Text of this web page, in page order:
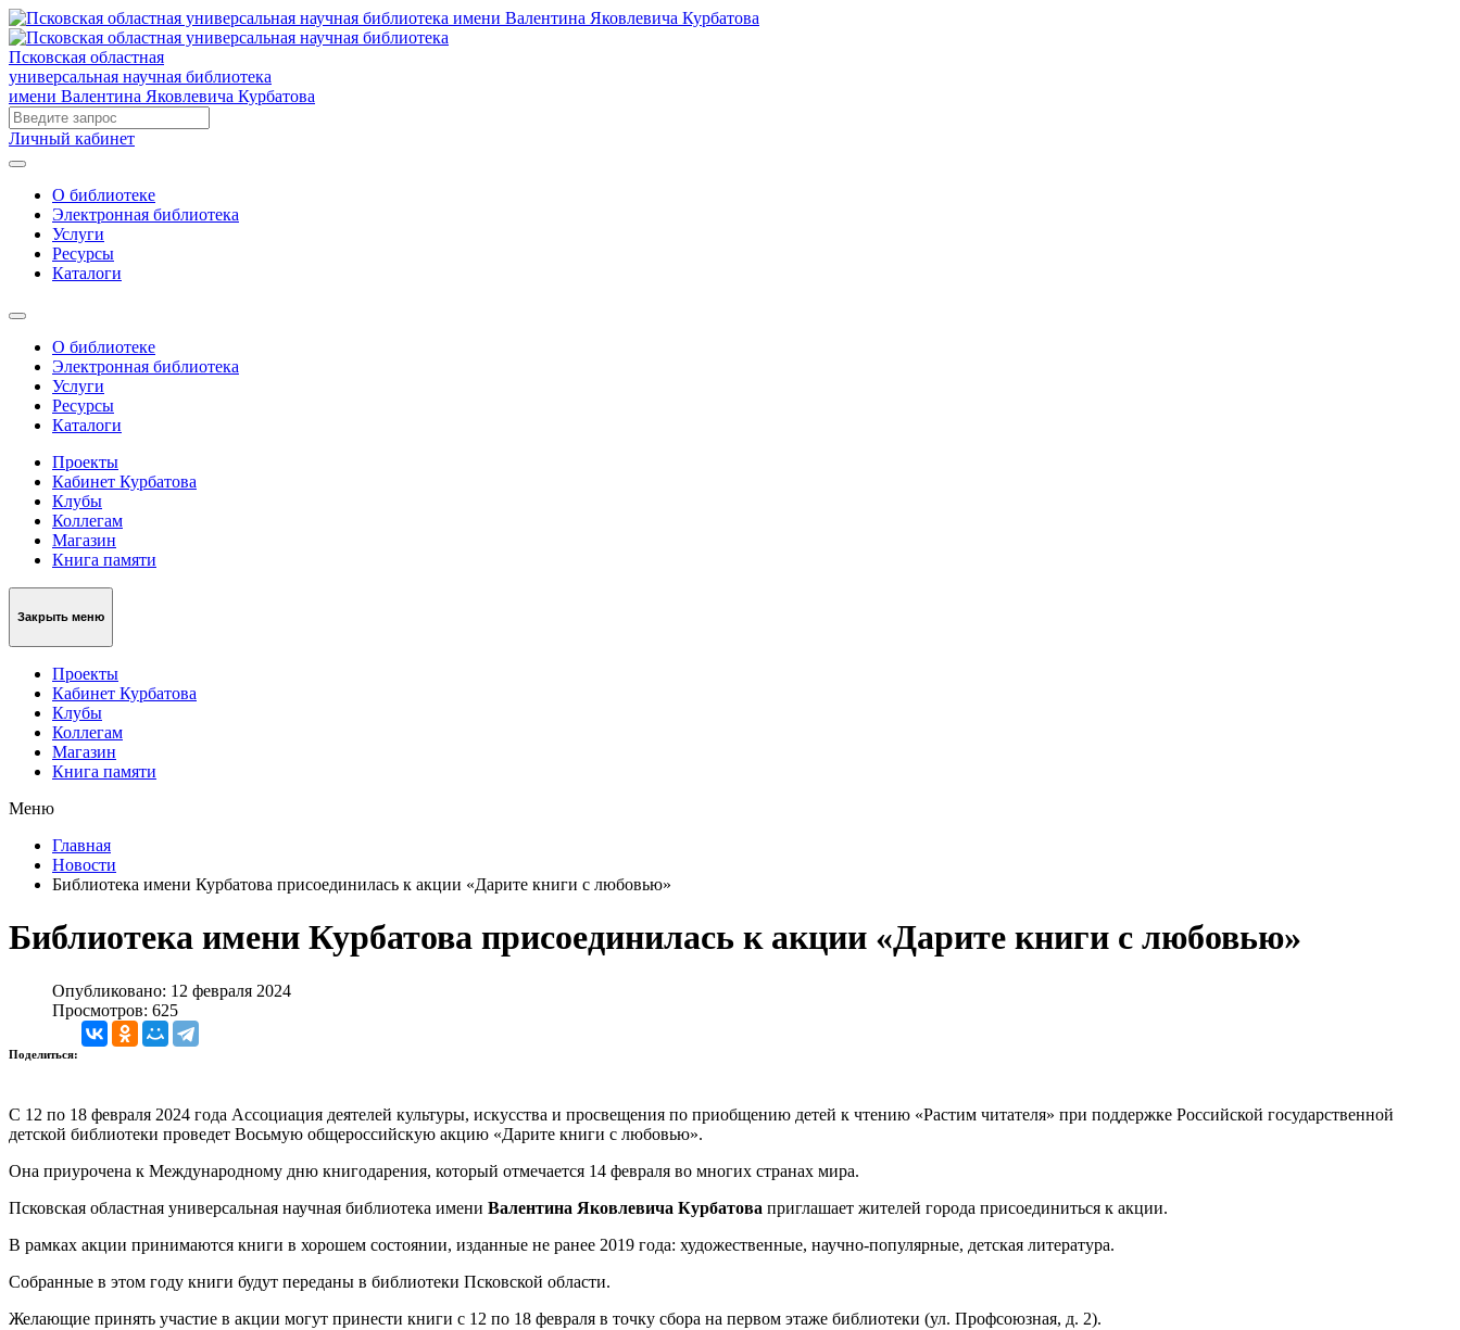
Псковская областная
универсальная научная библиотека
имени Валентина Яковлевича Курбатова
Личный кабинет
О библиотеке
Электронная библиотека
Услуги
Ресурсы
Каталоги
О библиотеке
Электронная библиотека
Услуги
Ресурсы
Каталоги
Проекты
Кабинет Курбатова
Клубы
Коллегам
Магазин
Книга памяти
Закрыть меню
Проекты
Кабинет Курбатова
Клубы
Коллегам
Магазин
Книга памяти
Меню
Главная
Новости
Библиотека имени Курбатова присоединилась к акции «Дарите книги с любовью»
Библиотека имени Курбатова присоединилась к акции «Дарите книги с любовью»
Опубликовано: 12 февраля 2024
Просмотров: 625
Поделиться:
С 12 по 18 февраля 2024 года Ассоциация деятелей культуры, искусства и просвещения по приобщению детей к чтению «Растим читателя» при поддержке Российской государственной
детской библиотеки проведет Восьмую общероссийскую акцию «Дарите книги с любовью».
Она приурочена к Международному дню книгодарения, который отмечается 14 февраля во многих странах мира.
Псковская областная универсальная научная библиотека имени Валентина Яковлевича Курбатова приглашает жителей города присоединиться к акции.
В рамках акции принимаются книги в хорошем состоянии, изданные не ранее 2019 года: художественные, научно-популярные, детская литература.
Собранные в этом году книги будут переданы в библиотеки Псковской области.
Желающие принять участие в акции могут принести книги с 12 по 18 февраля в точку сбора на первом этаже библиотеки (ул. Профсоюзная, д. 2).